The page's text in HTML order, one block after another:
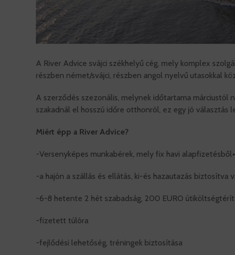
A River Advice svájci székhelyű cég, mely komplex
részben német/svájci, részben angol nyelvű utasokkal
A szerződés szezonális, melynek időtartama
szakadnál el hosszú időre otthonról, ez egy jó választás
Miért épp a River Advice?
-Versenyképes munkabérek, mely fix havi
-a hajón a szállás és ellátás, ki-és hazautazás biztosítva
-6-8 hetente 2 hét szabadság, 200 EURO
-fizetett túlóra
-fejlődési lehetőség, tréningek biztosítása